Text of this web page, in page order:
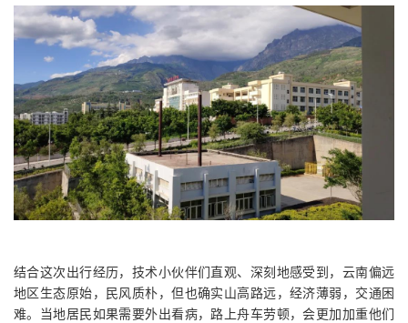
结合这次出行经历，技术小伙伴们直观、深刻地感受到，云南偏远
地区生态原始，民风质朴，但也确实山高路远，经济薄弱，交通困
难。当地居民如果需要外出看病，路上舟车劳顿，会更加加重他们